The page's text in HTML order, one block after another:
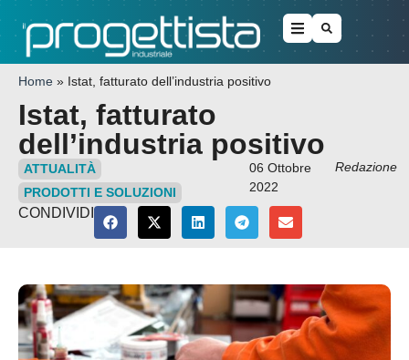
Home » Istat, fatturato dell’industria positivo
Istat, fatturato
dell’industria positivo
ATTUALITÀ
PRODOTTI E SOLUZIONI
06 Ottobre
2022
Redazione
CONDIVIDI